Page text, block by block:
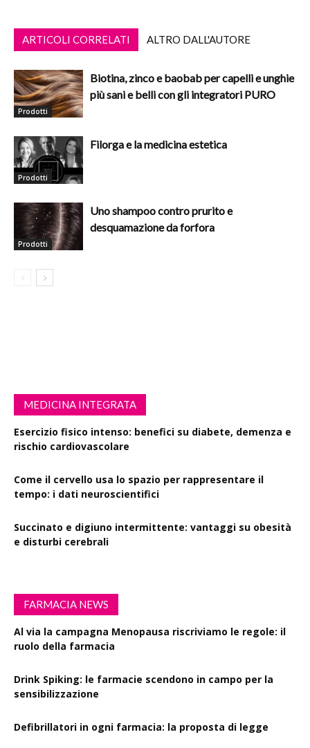
ARTICOLI CORRELATI ALTRO DALL'AUTORE
Prodotti
Biotina, zinco e baobab per capelli e unghie
più sani e belli con gli integratori PURO
Prodotti
Filorga e la medicina estetica
Prodotti
Uno shampoo contro prurito e
desquamazione da forfora
MEDICINA INTEGRATA
Esercizio fisico intenso: benefici su diabete, demenza e
rischio cardiovascolare
Come il cervello usa lo spazio per rappresentare il
tempo: i dati neuroscientifici
Succinato e digiuno intermittente: vantaggi su obesità
e disturbi cerebrali
FARMACIA NEWS
Al via la campagna Menopausa riscriviamo le regole: il
ruolo della farmacia
Drink Spiking: le farmacie scendono in campo per la
sensibilizzazione
Defibrillatori in ogni farmacia: la proposta di legge